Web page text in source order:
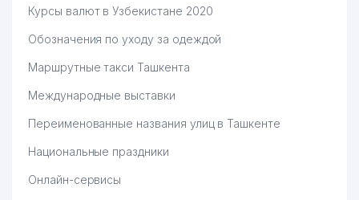
Курсы валют в Узбекистане 2020
Обозначения по уходу за одеждой
Маршрутные такси Ташкента
Международные выставки
Переименованные названия улиц в Ташкенте
Национальные праздники
Онлайн-сервисы